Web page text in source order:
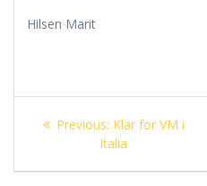
Hilsen Marit
Innleggsnavigasjon
Previous: Previous
post:
Klar for VM i
Italia